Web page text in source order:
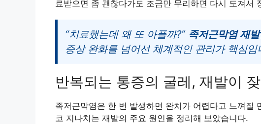
료받으면 좀 괜찮다가도 조금만 무리하면 다시 도져서
“치료했는데 왜 또 아플까?” 족저근막염 재
증상 완화를 넘어선 체계적인 관리가 핵심입
반복되는 통증의 굴레, 재발이
족저근막염은 한 번 발생하면 완치가 어렵다고 느껴질
코 지나치는 재발의 주요 원인을 정리해 보았습니다.